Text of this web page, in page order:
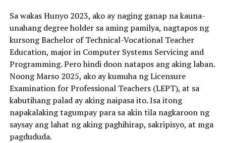
Sa wakas Hunyo 2023, ako ay naging ganap na kauna-
unahang degree holder sa aming pamilya, nagtapos ng
kursong Bachelor of Technical-Vocational Teacher
Education, major in Computer Systems Servicing and
Programming. Pero hindi doon natapos ang aking laban.
Noong Marso 2025, ako ay kumuha ng Licensure
Examination for Professional Teachers (LEPT), at sa
kabutihang palad ay aking naipasa ito. Isa itong
napakalaking tagumpay para sa akin tila nagkaroon ng
saysay ang lahat ng aking paghihirap, sakripisyo, at mga
pagdududa.